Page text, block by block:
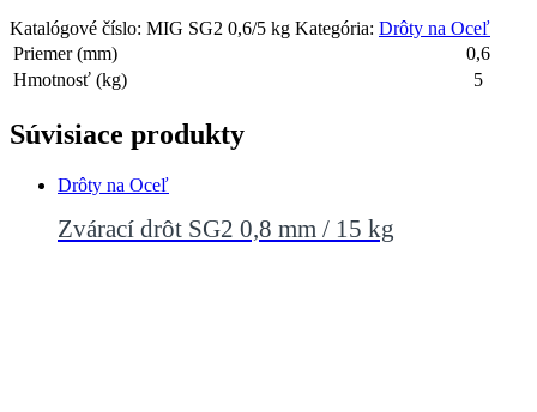
Katalógové číslo: MIG SG2 0,6/5 kg Kategória: Drôty na Oceľ
Priemer (mm)
0,6
Hmotnosť (kg)
5
Súvisiace produkty
Drôty na Oceľ
Zvárací drôt SG2 0,8 mm / 15 kg